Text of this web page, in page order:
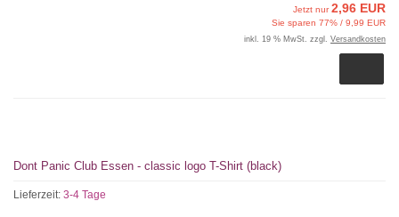
Jetzt nur2,96 EUR
Sie sparen 77% / 9,99 EUR
inkl. 19 % MwSt. zzgl. Versandkosten
Dont Panic Club Essen - classic logo T-Shirt (black)
Lieferzeit: 3-4 Tage